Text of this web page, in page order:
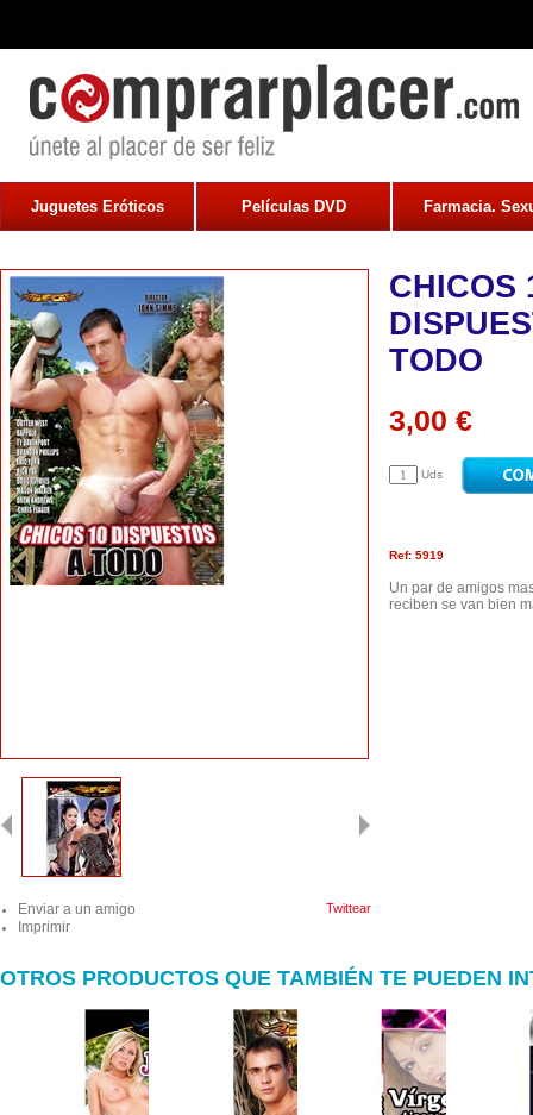
Juguetes Eróticos Películas DVD Farmacia.
Enviar a un amigo
Imprimir
Twittear
CHICOS
TODO
3,00 €
Uds
Ref: 5919
Un par de amigos
reciben se van bien
OTROS PRODUCTOS QUE TAMBIÉN TE PUEDEN